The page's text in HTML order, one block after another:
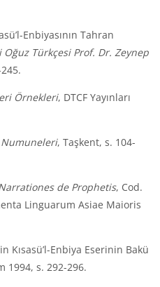
Enbiyasının Tahran
Oğuz Türkçesi Prof. Dr. Zeynep
Örnekleri, DTCF Yayınları
Numuneleri, Taşkent, s. 104-
de Prophetis, Cod.
Linguarum Asiae Maioris
Kısasü’l-Enbiya Eserinin Bakü
1994, s. 292-296.